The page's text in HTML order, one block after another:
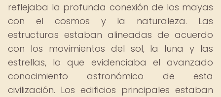
reflejaba la profunda conexión de los mayas
con el cosmos y la naturaleza. Las
estructuras estaban alineadas de acuerdo
con los movimientos del sol, la luna y las
estrellas, lo que evidenciaba el avanzado
conocimiento astronómico de esta
civilización. Los edificios principales estaban